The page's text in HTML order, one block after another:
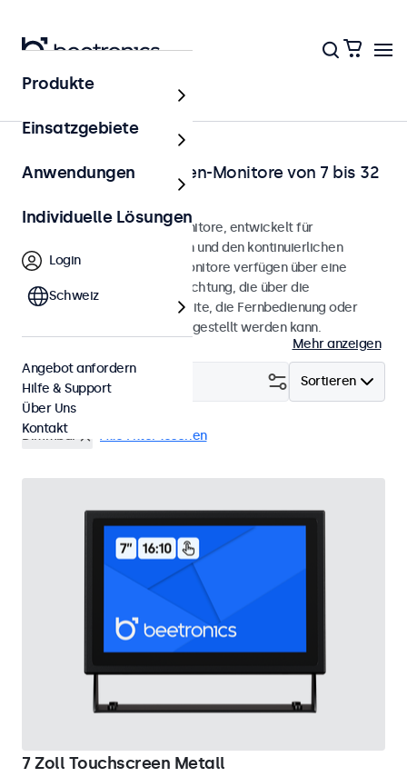
Startseite
Dimmbare Touchscreen-Monitore von 7 bis 32
Dimmbare Touchscreen-Monitore, entwickelt für
anspruchsvolle Umgebungen und den kontinuierlichen
Betrieb. Die Touchscreen-Monitore verfügen über eine
dimmbare Hintergrundbeleuchtung, die über die
Bedientasten auf der Rückseite, die Fernbedienung oder
einen optionalen Dimmer eingestellt werden kann.
Mehr anzeigen
Sortieren
Filtern (29
Dimmbar Alle Filter löschen
7 Zoll Touchscreen Metall
Produkte
Einsatzgebiete
Anwendungen
Individuelle Lösungen
Login
Schweiz
Angebot anfordern
Hilfe & Support
Über Uns
Kontakt